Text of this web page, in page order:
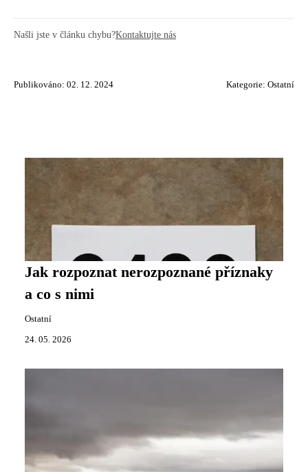
Našli jste v článku chybu?Kontaktujte nás
Publikováno: 02. 12. 2024 Kategorie: Ostatní
Jak rozpoznat nerozpoznané příznaky
a co s nimi
Ostatní
24. 05. 2026